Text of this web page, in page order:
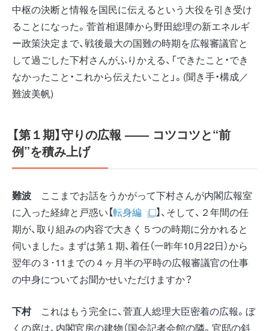
中枢の決断と情報を国民に伝えるという大役を引き受け
ることになった。菅首相退陣から野田総理の新エネルギ
ー政策決定まで、戦後最大の国難の時期を広報審議官と
して過ごした下村さんがふりかえる、「できたこと・でき
なかったこと・これから伝えたいこと」。(聞き手・構成／
難波美帆)
【第１期】守りの広報 ―― コツコツと“前
例”を積み上げ
難波 ここまでお話をうかがって下村さんが内閣広報室
に入った経緯と戸惑い【転身編
】、そして、２年間の任
期が、取り組みの内容で大きく５つの時期に分かれると
伺いました。まずは第１期、着任（一昨年10月22日）から
翌年の３･11までの４ヶ月半の平時の広報審議官の仕事
の中身についてお聞かせいただけますか？
下村これはもう完全に、菅直人総理大臣密着の広報。ぼ
くの席は、内閣官房の建物（国会記者会館の隣。官邸の斜